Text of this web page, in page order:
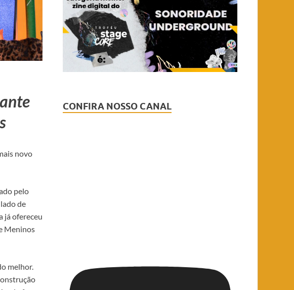
novo
pelo
de
já ofereceu
Meninos
melhor.
CONFIRA NOSSO CANAL